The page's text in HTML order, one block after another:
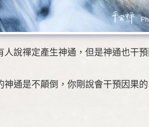
人說禪定產生神通，但是神通也干
神通是不顛倒，你剛說會干預因果